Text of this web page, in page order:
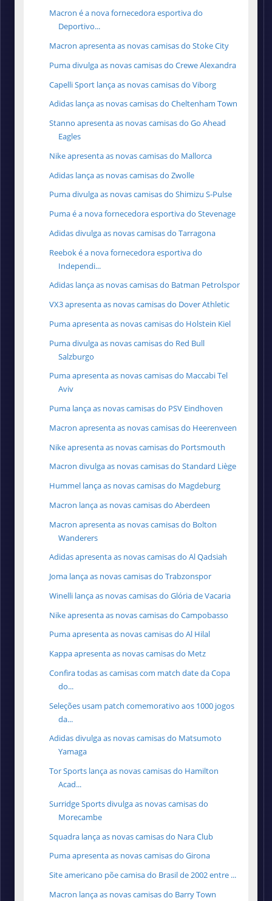
Macron é a nova fornecedora esportiva do
Deportivo...
Macron apresenta as novas camisas do Stoke City
Puma divulga as novas camisas do Crewe Alexandra
Capelli Sport lança as novas camisas do Viborg
Adidas lança as novas camisas do Cheltenham Town
Stanno apresenta as novas camisas do Go Ahead
Eagles
Nike apresenta as novas camisas do Mallorca
Adidas lança as novas camisas do Zwolle
Puma divulga as novas camisas do Shimizu S-Pulse
Puma é a nova fornecedora esportiva do Stevenage
Adidas divulga as novas camisas do Tarragona
Reebok é a nova fornecedora esportiva do
Independi...
Adidas lança as novas camisas do Batman Petrolspor
VX3 apresenta as novas camisas do Dover Athletic
Puma apresenta as novas camisas do Holstein Kiel
Puma divulga as novas camisas do Red Bull
Salzburgo
Puma apresenta as novas camisas do Maccabi Tel
Aviv
Puma lança as novas camisas do PSV Eindhoven
Macron apresenta as novas camisas do Heerenveen
Nike apresenta as novas camisas do Portsmouth
Macron divulga as novas camisas do Standard Liège
Hummel lança as novas camisas do Magdeburg
Macron lança as novas camisas do Aberdeen
Macron apresenta as novas camisas do Bolton
Wanderers
Adidas apresenta as novas camisas do Al Qadsiah
Joma lança as novas camisas do Trabzonspor
Winelli lança as novas camisas do Glória de Vacaria
Nike apresenta as novas camisas do Campobasso
Puma apresenta as novas camisas do Al Hilal
Kappa apresenta as novas camisas do Metz
Confira todas as camisas com match date da Copa
do...
Seleções usam patch comemorativo aos 1000 jogos
da...
Adidas divulga as novas camisas do Matsumoto
Yamaga
Tor Sports lança as novas camisas do Hamilton
Acad...
Surridge Sports divulga as novas camisas do
Morecambe
Squadra lança as novas camisas do Nara Club
Puma apresenta as novas camisas do Girona
Site americano põe camisa do Brasil de 2002 entre ...
Macron lança as novas camisas do Barry Town